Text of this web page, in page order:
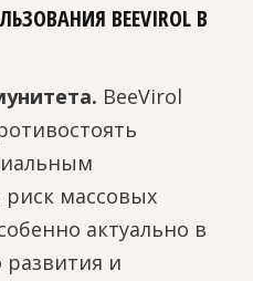
BEEVIROL В
BeeVirol
массовых
актуально в
развития и